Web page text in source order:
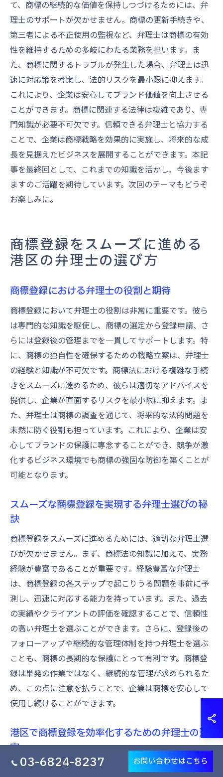
て、商標の継続的な価値を保持しつづけるためには、弁
理士のサポートが欠かせません。商標の更新手続きや、
第三者による不正使用の監視など、弁理士は商標の有効
性を維持するための多岐にわたる業務を担います。ま
た、商標に関するトラブルが発生した場合、弁理士は迅
速に対応策を考案し、法的リスクを最小限に抑えます。
これにより、企業は安心してブランド価値を向上させる
ことができます。商標に関連する法律は複雑であり、専
門知識が必要不可欠です。信頼できる弁理士と協力する
ことで、企業は商標戦略を効果的に実施し、将来的な成
長を見据えたビジネスを展開することができます。本記
事を最終回として、これまでの知識を活かし、今後ます
ますのご活躍を期待しています。次回のテーマもどうぞ
お楽しみに。
商標登録をスムーズに進める
港区の弁理士の選び方
商標登録における弁理士の役割と期待
商標登録において弁理士の役割は非常に重要です。彼ら
は専門的な知識を駆使し、商標の選定から登録申請、さ
らには登録後の管理までを一貫してサポートします。特
に、商標の独自性を確保するための戦略立案は、弁理士
の経験と知識が不可欠です。商標法における複雑な手続
きをスムーズに進めるため、彼らは適切なアドバイスを
提供し、企業が直面するリスクを最小限に抑えます。ま
た、弁理士は商標の調査を通じて、将来的な法的問題を
未然に防ぐ役割も担っています。これにより、企業は安
心してブランドの保護に専念することができ、競争が激
化するビジネス環境でも商標の強固な防御を築くことが
可能となります。
スムーズな商標登録を実現する弁理士選びの秘
訣
商標登録をスムーズに進めるためには、適切な弁理士選
びが欠かせません。まず、商標法の知識に加えて、実務
経験が豊富であることが重要です。経験豊富な弁理士
は、商標登録の各ステップで起こりうる問題を事前に予
測し、迅速に対応する能力を持っています。また、過去
の実績やクライアントの評価を確認することで、信頼性
の高い弁理士を選ぶことができます。さらに、登録後の
フォローアップや継続的な管理体制を持つ弁理士を選ぶ
ことも、商標の長期的な保護にとって有利です。商標登
録は単発の作業ではなく、継続的な管理が求められるた
め、この点に注意を払うことで、企業は商標を安心して
使用し続けることができます。
港区で商標登録を効率化するための弁理士の選
定
港区で商標登録を効率化するための弁理士選定は、成功
03-6824-8237 お問い合わせはこちら